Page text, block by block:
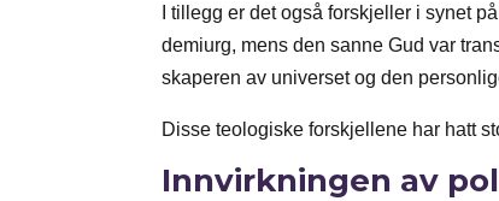
I tillegg er det også forskjeller i synet
demiurg, mens den sanne Gud var
skaperen av universet og den
Disse teologiske forskjellene har hatt
Innvirkningen av